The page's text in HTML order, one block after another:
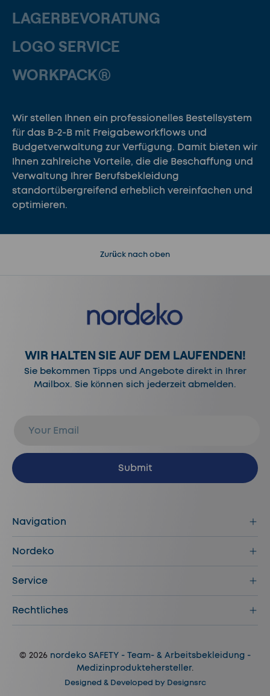
LAGERBEVORATUNG
LOGO SERVICE
WORKPACK®
Wir stellen Ihnen ein professionelles Bestellsystem
für das B-2-B mit Freigabeworkflows und
Budgetverwaltung zur Verfügung. Damit bieten wir
Ihnen zahlreiche Vorteile, die die Beschaffung und
Verwaltung Ihrer Berufsbekleidung
standortübergreifend erheblich vereinfachen und
optimieren.
Zurück nach oben
WIR HALTEN SIE AUF DEM LAUFENDEN!
Sie bekommen Tipps und Angebote direkt in Ihrer
Mailbox. Sie können sich jederzeit abmelden.
Abonnieren
Submit
Navigation
Nordeko
Service
Rechtliches
© 2026 nordeko SAFETY - Team- & Arbeitsbekleidung -
Medizinproduktehersteller.
Designed & Developed by Designsrc